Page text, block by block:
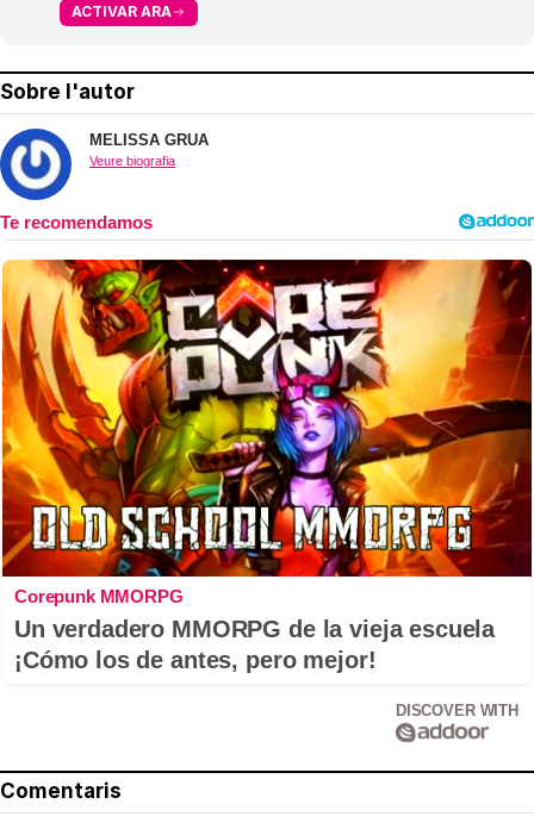
ACTIVAR ARA
Sobre l'autor
MELISSA GRUA
Veure biografia
Corepunk MMORPG
Un verdadero MMORPG de la vieja escuela
¡Cómo los de antes, pero mejor!
DISCOVER WITH
Comentaris